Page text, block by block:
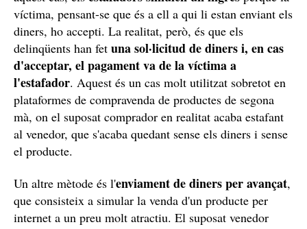
víctima, pensant-se que és a ell a qui li estan enviant els
diners, ho accepti. La realitat, però, és que els
delinqüents han fet una sol·licitud de diners i, en cas
d'acceptar, el pagament va de la víctima a
l'estafador. Aquest és un cas molt utilitzat sobretot en
plataformes de compravenda de productes de segona
mà, on el suposat comprador en realitat acaba estafant
al venedor, que s'acaba quedant sense els diners i sense
el producte.
Un altre mètode és l'enviament de diners per avançat,
que consisteix a simular la venda d'un producte per
internet a un preu molt atractiu. El suposat venedor